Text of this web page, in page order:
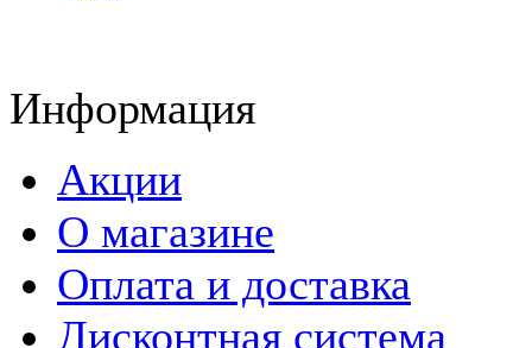
Информация
Акции
О магазине
Оплата и доставка
Дисконтная система